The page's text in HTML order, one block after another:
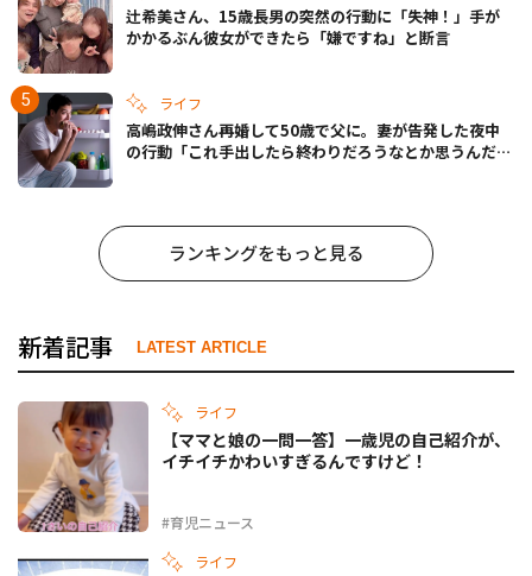
辻希美さん、15歳長男の突然の行動に「失神！」手が
かかるぶん彼女ができたら「嫌ですね」と断言
ライフ
高嶋政伸さん再婚して50歳で父に。妻が告発した夜中
の行動「これ手出したら終わりだろうなとか思うんだけ
ランキングをもっと見る
新着記事 LATEST ARTICLE
ライフ
#育児ニュース
【ママと娘の一問一答】一歳児の自己紹介が、
イチイチかわいすぎるんですけど！
ライフ